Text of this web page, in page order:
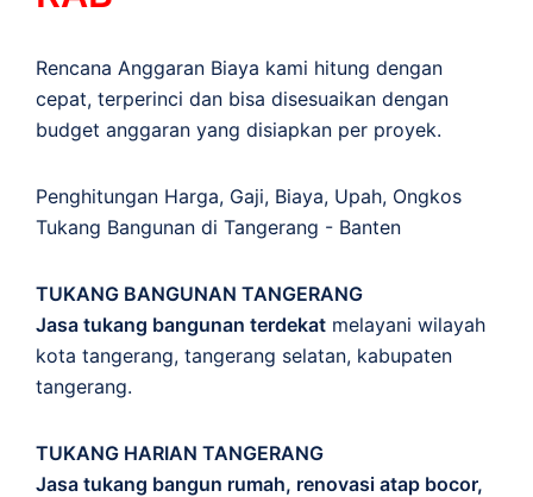
Rencana Anggaran Biaya kami hitung dengan
cepat, terperinci dan bisa disesuaikan dengan
budget anggaran yang disiapkan per proyek.
Penghitungan Harga, Gaji, Biaya, Upah, Ongkos
Tukang Bangunan di Tangerang - Banten
TUKANG BANGUNAN TANGERANG
Jasa tukang bangunan terdekat melayani wilayah
kota tangerang, tangerang selatan, kabupaten
tangerang.
TUKANG HARIAN TANGERANG
Jasa tukang bangun rumah, renovasi atap bocor,